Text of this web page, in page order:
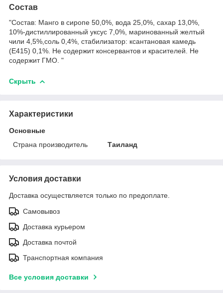
Состав
"Состав: Манго в сиропе 50,0%, вода 25,0%, сахар 13,0%,
10%-дистиллированный уксус 7,0%, маринованный желтый
чили 4,5%,соль 0,4%, стабилизатор: ксантановая камедь
(E415) 0,1%. Не содержит консервантов и красителей. Не
содержит ГМО. "
Скрыть
Характеристики
Основные
Страна производитель
Таиланд
Условия доставки
Доставка осуществляется только по предоплате.
Самовывоз
Доставка курьером
Доставка почтой
Транспортная компания
Все условия доставки